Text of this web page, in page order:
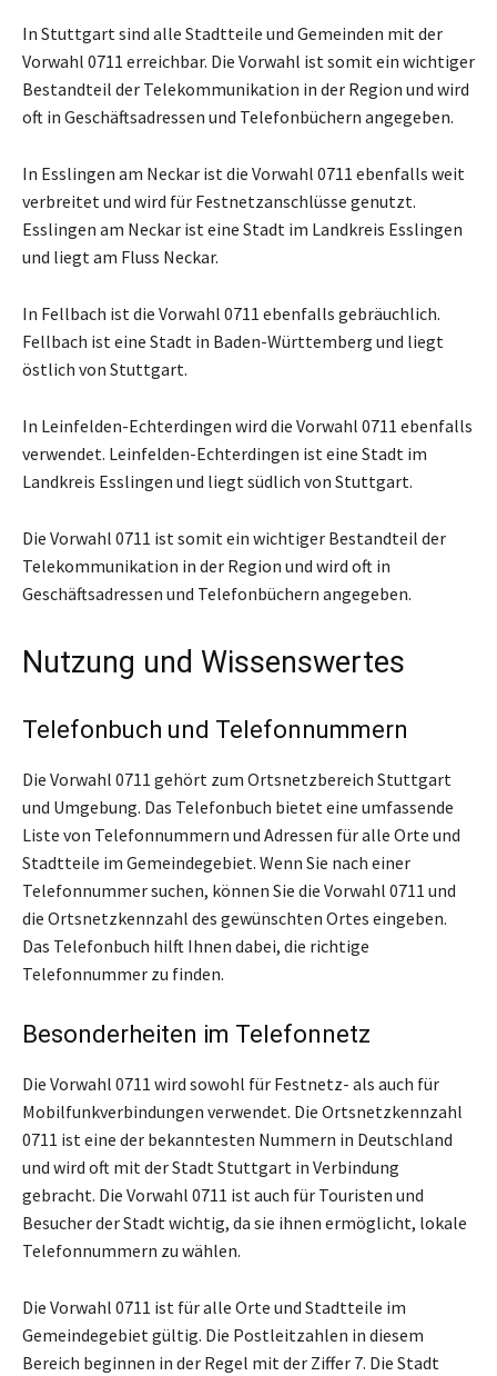
In Stuttgart sind alle Stadtteile und Gemeinden mit der
Vorwahl 0711 erreichbar. Die Vorwahl ist somit ein wichtiger
Bestandteil der Telekommunikation in der Region und wird
oft in Geschäftsadressen und Telefonbüchern angegeben.
In Esslingen am Neckar ist die Vorwahl 0711 ebenfalls weit
verbreitet und wird für Festnetzanschlüsse genutzt.
Esslingen am Neckar ist eine Stadt im Landkreis Esslingen
und liegt am Fluss Neckar.
In Fellbach ist die Vorwahl 0711 ebenfalls gebräuchlich.
Fellbach ist eine Stadt in Baden-Württemberg und liegt
östlich von Stuttgart.
In Leinfelden-Echterdingen wird die Vorwahl 0711 ebenfalls
verwendet. Leinfelden-Echterdingen ist eine Stadt im
Landkreis Esslingen und liegt südlich von Stuttgart.
Die Vorwahl 0711 ist somit ein wichtiger Bestandteil der
Telekommunikation in der Region und wird oft in
Geschäftsadressen und Telefonbüchern angegeben.
Nutzung und Wissenswertes
Telefonbuch und Telefonnummern
Die Vorwahl 0711 gehört zum Ortsnetzbereich Stuttgart
und Umgebung. Das Telefonbuch bietet eine umfassende
Liste von Telefonnummern und Adressen für alle Orte und
Stadtteile im Gemeindegebiet. Wenn Sie nach einer
Telefonnummer suchen, können Sie die Vorwahl 0711 und
die Ortsnetzkennzahl des gewünschten Ortes eingeben.
Das Telefonbuch hilft Ihnen dabei, die richtige
Telefonnummer zu finden.
Besonderheiten im Telefonnetz
Die Vorwahl 0711 wird sowohl für Festnetz- als auch für
Mobilfunkverbindungen verwendet. Die Ortsnetzkennzahl
0711 ist eine der bekanntesten Nummern in Deutschland
und wird oft mit der Stadt Stuttgart in Verbindung
gebracht. Die Vorwahl 0711 ist auch für Touristen und
Besucher der Stadt wichtig, da sie ihnen ermöglicht, lokale
Telefonnummern zu wählen.
Die Vorwahl 0711 ist für alle Orte und Stadtteile im
Gemeindegebiet gültig. Die Postleitzahlen in diesem
Bereich beginnen in der Regel mit der Ziffer 7. Die Stadt